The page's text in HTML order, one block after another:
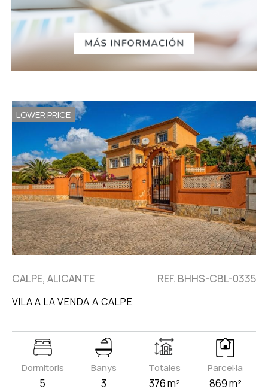
LOWER PRICE
CALPE, ALICANTE REF. BHHS-CBL-0335
VILA A LA VENDA A CALPE
Dormitoris
5
Banys
3
Totales
376 m²
Parcel·la
869 m²